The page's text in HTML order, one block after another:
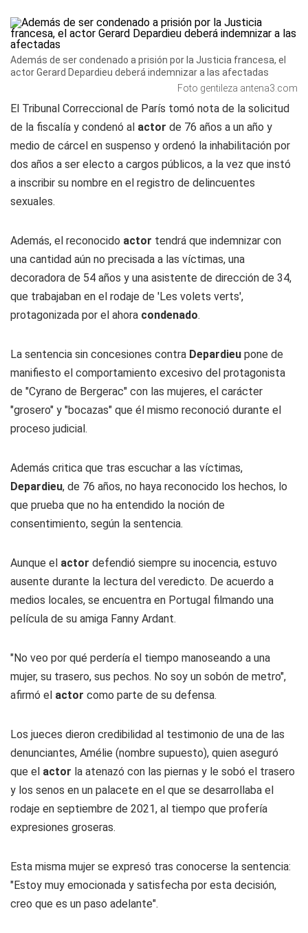
Además de ser condenado a prisión por la Justicia francesa, el
actor Gerard Depardieu deberá indemnizar a las afectadas
Foto gentileza antena3.com
El Tribunal Correccional de París tomó nota de la solicitud
de la fiscalía y condenó al actor de 76 años a un año y
medio de cárcel en suspenso y ordenó la inhabilitación por
dos años a ser electo a cargos públicos, a la vez que instó
a inscribir su nombre en el registro de delincuentes
sexuales.
Además, el reconocido actor tendrá que indemnizar con
una cantidad aún no precisada a las víctimas, una
decoradora de 54 años y una asistente de dirección de 34,
que trabajaban en el rodaje de 'Les volets verts',
protagonizada por el ahora condenado.
La sentencia sin concesiones contra Depardieu pone de
manifiesto el comportamiento excesivo del protagonista
de "Cyrano de Bergerac" con las mujeres, el carácter
"grosero" y "bocazas" que él mismo reconoció durante el
proceso judicial.
Además critica que tras escuchar a las víctimas,
Depardieu, de 76 años, no haya reconocido los hechos, lo
que prueba que no ha entendido la noción de
consentimiento, según la sentencia.
Aunque el actor defendió siempre su inocencia, estuvo
ausente durante la lectura del veredicto. De acuerdo a
medios locales, se encuentra en Portugal filmando una
película de su amiga Fanny Ardant.
"No veo por qué perdería el tiempo manoseando a una
mujer, su trasero, sus pechos. No soy un sobón de metro",
afirmó el actor como parte de su defensa.
Los jueces dieron credibilidad al testimonio de una de las
denunciantes, Amélie (nombre supuesto), quien aseguró
que el actor la atenazó con las piernas y le sobó el trasero
y los senos en un palacete en el que se desarrollaba el
rodaje en septiembre de 2021, al tiempo que profería
expresiones groseras.
Esta misma mujer se expresó tras conocerse la sentencia:
"Estoy muy emocionada y satisfecha por esta decisión,
creo que es un paso adelante".